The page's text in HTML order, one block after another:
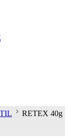
RETEX 40g